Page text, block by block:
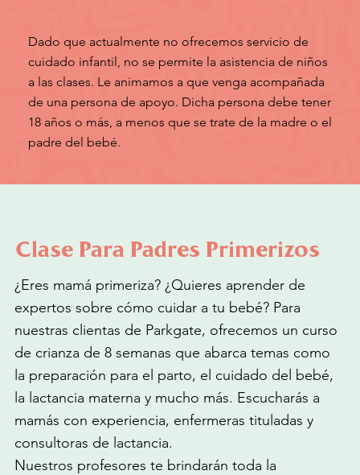
Dado que actualmente no ofrecemos servicio de
cuidado infantil, no se permite la asistencia de niños
a las clases. Le animamos a que venga acompañada
de una persona de apoyo. Dicha persona debe tener
18 años o más, a menos que se trate de la madre o el
padre del bebé.
Clase Para Padres Primerizos
¿Eres mamá primeriza? ¿Quieres aprender de
expertos sobre cómo cuidar a tu bebé? Para
nuestras clientas de Parkgate, ofrecemos un curso
de crianza de 8 semanas que abarca temas como
la preparación para el parto, el cuidado del bebé,
la lactancia materna y mucho más. Escucharás a
mamás con experiencia, enfermeras tituladas y
consultoras de lactancia.
Nuestros profesores te brindarán toda la